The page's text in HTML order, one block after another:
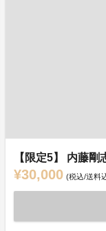
【限定5】 内藤
¥30,000 (税込/送料